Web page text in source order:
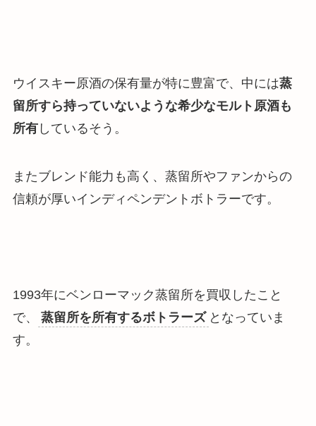
ウイスキー原酒の保有量が特に豊富で、中には蒸
留所すら持っていないような希少なモルト原酒も
所有しているそう。
またブレンド能力も高く、蒸留所やファンからの
信頼が厚いインディペンデントボトラーです。
1993年にベンローマック蒸留所を買収したこと
で、
蒸留所を所有するボトラーズ となっていま
す。